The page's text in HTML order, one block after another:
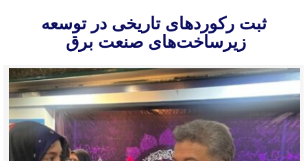
ثبت رکوردهای تاریخی در توسعه
زیرساخت‌های صنعت برق